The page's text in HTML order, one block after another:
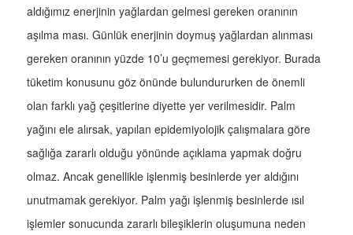
aldığımız enerjinin yağlardan gelmesi gereken oranının
aşılma ması. Günlük enerjinin doymuş yağlardan alınması
gereken oranının yüzde 10’u geçmemesi gerekiyor. Burada
tüketim konusunu göz önünde bulundururken de önemli
olan farklı yağ çeşitlerine diyette yer verilmesidir. Palm
yağını ele alırsak, yapılan epidemiyolojik çalışmalara göre
sağlığa zararlı olduğu yönünde açıklama yapmak doğru
olmaz. Ancak genellikle işlenmiş besinlerde yer aldığını
unutmamak gerekiyor. Palm yağı işlenmiş besinlerde ısıl
işlemler sonucunda zararlı bileşiklerin oluşumuna neden